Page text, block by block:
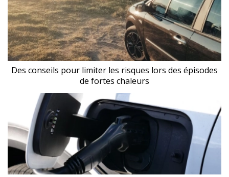
Des conseils pour limiter les risques lors des épisodes
de fortes chaleurs